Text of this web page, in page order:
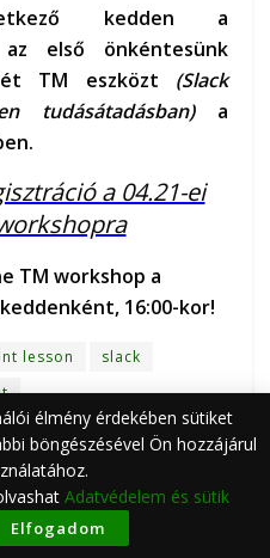
kedden a
az első önkéntesünk
TM eszközt (Slack
tudásátadásban)a
a 04.21-ei
TM workshop a
16:00-kor!
lesson
slack
szervezeti kultúra
tudásmegosztás
élmény érdekében sütiket
böngészésével Ön hozzájárul
Adatvédelem és sütik
Elfogadom